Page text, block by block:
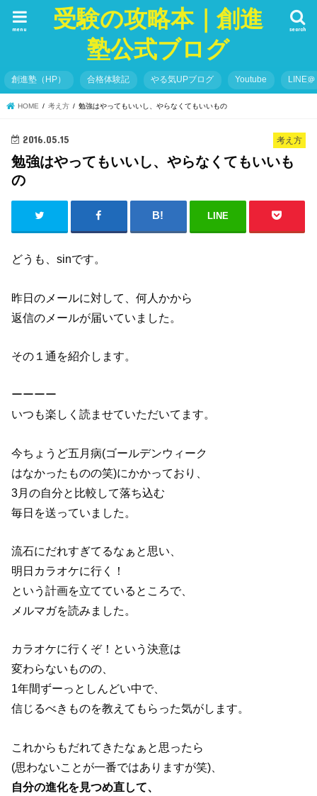
受験の攻略本｜創進
塾公式ブログ
search
menu
創進塾（HP） 合格体験記 やる気UPブログ Youtube LINE＠
HOME 考え方 勉強はやってもいいし、やらなくてもいいもの
考え方
2016.05.15
勉強はやってもいいし、やらなくてもいいも
の
LINE
どうも、sinです。
昨日のメールに対して、何人かから
返信のメールが届いていました。
その１通を紹介します。
ーーーー
いつも楽しく読ませていただいてます。
今ちょうど五月病(ゴールデンウィーク
はなかったものの笑)にかかっており、
3月の自分と比較して落ち込む
毎日を送っていました。
流石にだれすぎてるなぁと思い、
明日カラオケに行く！
という計画を立てているところで、
メルマガを読みました。
カラオケに行くぞ！という決意は
変わらないものの、
1年間ずーっとしんどい中で、
信じるべきものを教えてもらった気がします。
これからもだれてきたなぁと思ったら
(思わないことが一番ではありますが笑)、
自分の進化を見つめ直して、